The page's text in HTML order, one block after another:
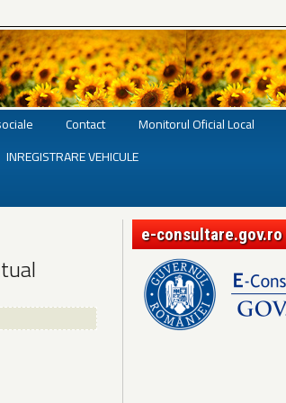
Contact
Monitorul Oficial Local
INREGISTRARE VEHICULE
e-consultare.gov.ro